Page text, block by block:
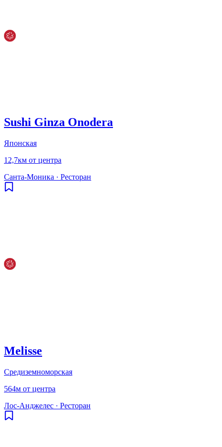
Sushi Ginza Onodera
Японская
12,7км от центра
Санта-Моника · Ресторан
Melisse
Средиземноморская
564м от центра
Лос-Анджелес · Ресторан